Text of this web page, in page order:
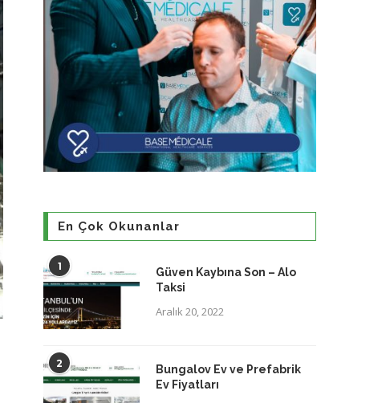
En Çok Okunanlar
1
Güven Kaybına Son – Alo
Taksi
Aralık 20, 2022
2
Bungalov Ev ve Prefabrik
Ev Fiyatları